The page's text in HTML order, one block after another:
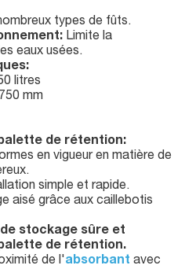
types de fûts.
Limite la
eaux usées.
litres
mm
de rétention:
en vigueur en matière de
simple et rapide.
aisé grâce aux caillebotis
stockage sûre et
de rétention.
de l'absorbant avec